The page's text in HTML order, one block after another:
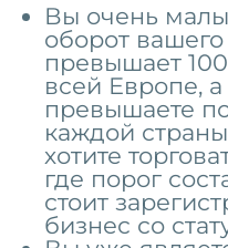
Вы очень
оборот
превышает
всей Европе,
превышаете
каждой
хотите
где порог
стоит
бизнес со